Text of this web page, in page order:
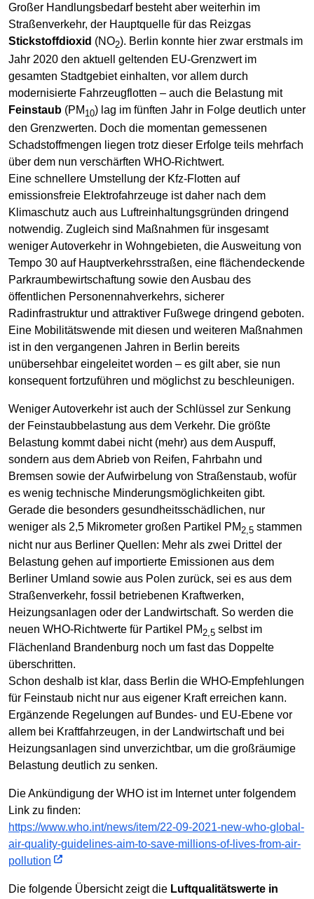
Großer Handlungsbedarf besteht aber weiterhin im
Straßenverkehr, der Hauptquelle für das Reizgas
Stickstoffdioxid (NO2). Berlin konnte hier zwar erstmals im
Jahr 2020 den aktuell geltenden EU-Grenzwert im
gesamten Stadtgebiet einhalten, vor allem durch
modernisierte Fahrzeugflotten – auch die Belastung mit
Feinstaub (PM 10) lag im fünften Jahr in Folge deutlich unter
den Grenzwerten. Doch die momentan gemessenen
Schadstoffmengen liegen trotz dieser Erfolge teils mehrfach
über dem nun verschärften WHO-Richtwert.
Eine schnellere Umstellung der Kfz-Flotten auf
emissionsfreie Elektrofahrzeuge ist daher nach dem
Klimaschutz auch aus Luftreinhaltungsgründen dringend
notwendig. Zugleich sind Maßnahmen für insgesamt
weniger Autoverkehr in Wohngebieten, die Ausweitung von
Tempo 30 auf Hauptverkehrsstraßen, eine flächendeckende
Parkraumbewirtschaftung sowie den Ausbau des
öffentlichen Personennahverkehrs, sicherer
Radinfrastruktur und attraktiver Fußwege dringend geboten.
Eine Mobilitätswende mit diesen und weiteren Maßnahmen
ist in den vergangenen Jahren in Berlin bereits
unübersehbar eingeleitet worden – es gilt aber, sie nun
konsequent fortzuführen und möglichst zu beschleunigen.
Weniger Autoverkehr ist auch der Schlüssel zur Senkung
der Feinstaubbelastung aus dem Verkehr. Die größte
Belastung kommt dabei nicht (mehr) aus dem Auspuff,
sondern aus dem Abrieb von Reifen, Fahrbahn und
Bremsen sowie der Aufwirbelung von Straßenstaub, wofür
es wenig technische Minderungsmöglichkeiten gibt.
Gerade die besonders gesundheitsschädlichen, nur
weniger als 2,5 Mikrometer großen Partikel PM2,5 stammen
nicht nur aus Berliner Quellen: Mehr als zwei Drittel der
Belastung gehen auf importierte Emissionen aus dem
Berliner Umland sowie aus Polen zurück, sei es aus dem
Straßenverkehr, fossil betriebenen Kraftwerken,
Heizungsanlagen oder der Landwirtschaft. So werden die
neuen WHO-Richtwerte für Partikel PM2,5 selbst im
Flächenland Brandenburg noch um fast das Doppelte
überschritten.
Schon deshalb ist klar, dass Berlin die WHO-Empfehlungen
für Feinstaub nicht nur aus eigener Kraft erreichen kann.
Ergänzende Regelungen auf Bundes- und EU-Ebene vor
allem bei Kraftfahrzeugen, in der Landwirtschaft und bei
Heizungsanlagen sind unverzichtbar, um die großräumige
Belastung deutlich zu senken.
Die Ankündigung der WHO ist im Internet unter folgendem
Link zu finden:
https://www.who.int/news/item/22-09-2021-new-who-global-
air-quality-guidelines-aim-to-save-millions-of-lives-from-air-
pollution
Die folgende Übersicht zeigt die Luftqualitätswerte in